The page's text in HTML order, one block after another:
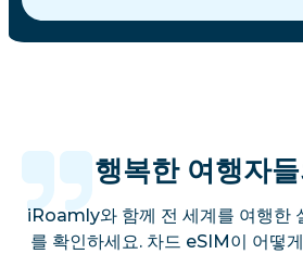
행복한 여행자들
iRoamly와 함께 전 세계를 여행한
를 확인하세요. 차드 eSIM이 어떻